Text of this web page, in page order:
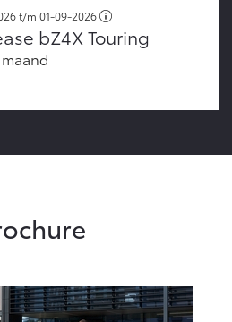
t/m 01-09-2026
bZ4X Touring